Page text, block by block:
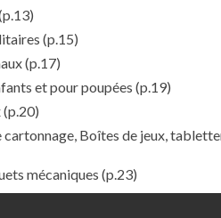
(p.15)
(p.17)
et pour poupées (p.19)
(p.20)
cartonnage, Boîtes de jeux,
mécaniques (p.23)
(p.25)